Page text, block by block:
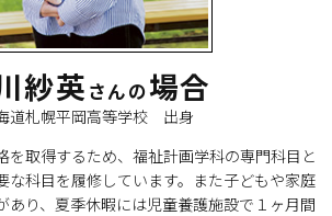
紗英 さんの場合
道札幌平岡高等学校 出身
を取得するため、福祉計画学科の専門科目と
な科目を履修しています。また子どもや家庭
あり、夏季休暇には児童養護施設で１ヶ月間